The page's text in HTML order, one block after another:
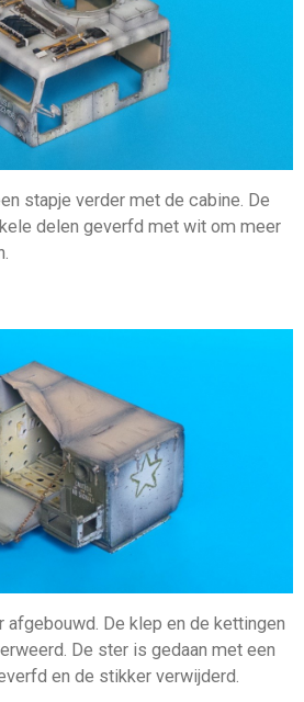
stapje verder met de cabine. De
delen geverfd met wit om meer
afgebouwd. De klep en de kettingen
De ster is gedaan met een
en de stikker verwijderd.